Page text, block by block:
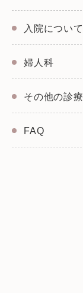
入院について
婦人科
その他の診療
FAQ